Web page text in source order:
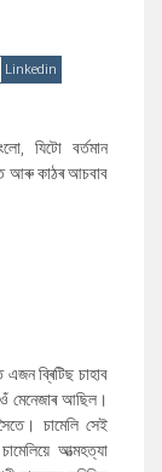
Linkedin
যিটো বৰ্তমান
আৰু কাঠৰ আচবাব
ব্ৰিটিছ চাহাব
মেনেজাৰ আছিল।
চামেলি সেই
আত্মহত্যা